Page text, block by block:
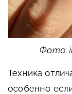
Фото:
Техника
особенно